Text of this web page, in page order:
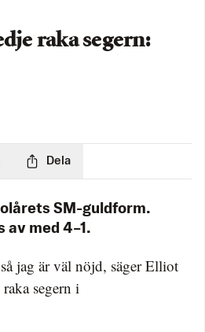
raka segern:
Dela
SM-guldform.
av med 4–1.
jag är väl nöjd, säger Elliot
segern i